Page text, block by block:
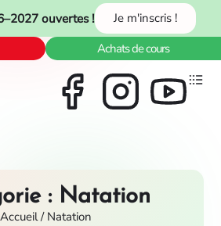
ouvertes !
Je m'inscris !
Achats de cours
: Natation
Accueil/ Natation